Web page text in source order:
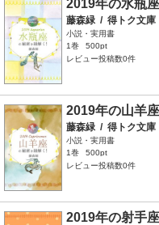
2019年の水瓶
藤森緑 / 得トク文庫
小説・実用書
1巻
500pt
レビュー投稿数0件
2019年の山羊
藤森緑 / 得トク文庫
小説・実用書
1巻
500pt
レビュー投稿数0件
2019年の射手